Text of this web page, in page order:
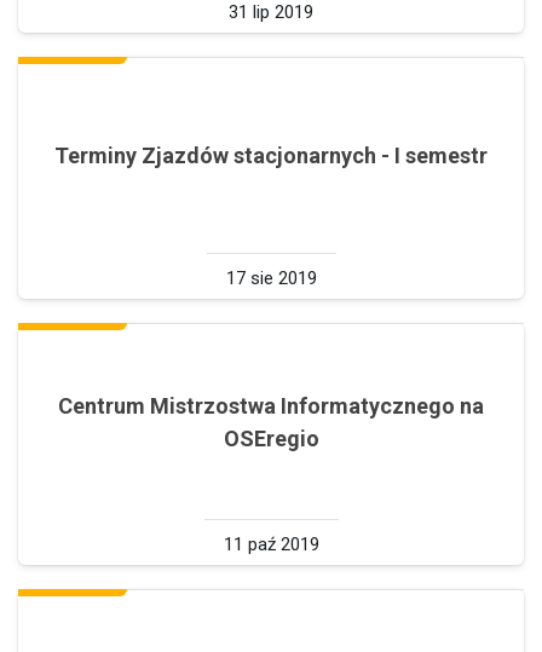
31 lip 2019
Terminy Zjazdów stacjonarnych - I semestr
17 sie 2019
Centrum Mistrzostwa Informatycznego na
OSEregio
11 paź 2019